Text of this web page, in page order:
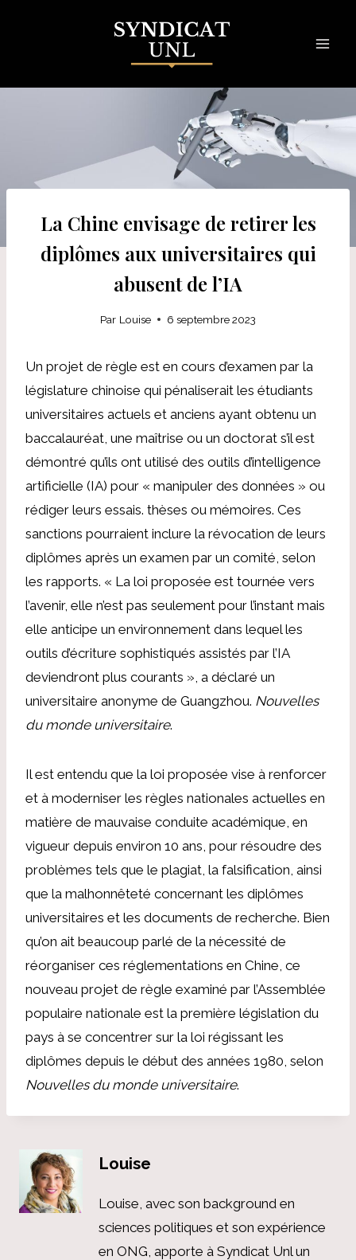
La Chine envisage de retirer les
diplômes aux universitaires qui
abusent de l’IA
Par Louise 6 septembre 2023
Un projet de règle est en cours d’examen par la
législature chinoise qui pénaliserait les étudiants
universitaires actuels et anciens ayant obtenu un
baccalauréat, une maîtrise ou un doctorat s’il est
démontré qu’ils ont utilisé des outils d’intelligence
artificielle (IA) pour « manipuler des données » ou
rédiger leurs essais. thèses ou mémoires. Ces
sanctions pourraient inclure la révocation de leurs
diplômes après un examen par un comité, selon
les rapports. « La loi proposée est tournée vers
l’avenir, elle n’est pas seulement pour l’instant mais
elle anticipe un environnement dans lequel les
outils d’écriture sophistiqués assistés par l’IA
deviendront plus courants », a déclaré un
universitaire anonyme de Guangzhou. Nouvelles
du monde universitaire.
Il est entendu que la loi proposée vise à renforcer
et à moderniser les règles nationales actuelles en
matière de mauvaise conduite académique, en
vigueur depuis environ 10 ans, pour résoudre des
problèmes tels que le plagiat, la falsification, ainsi
que la malhonnêteté concernant les diplômes
universitaires et les documents de recherche. Bien
qu’on ait beaucoup parlé de la nécessité de
réorganiser ces réglementations en Chine, ce
nouveau projet de règle examiné par l’Assemblée
populaire nationale est la première législation du
pays à se concentrer sur la loi régissant les
diplômes depuis le début des années 1980, selon
Nouvelles du monde universitaire.
Louise
Louise, avec son background en
sciences politiques et son expérience
en ONG, apporte à Syndicat Unl un